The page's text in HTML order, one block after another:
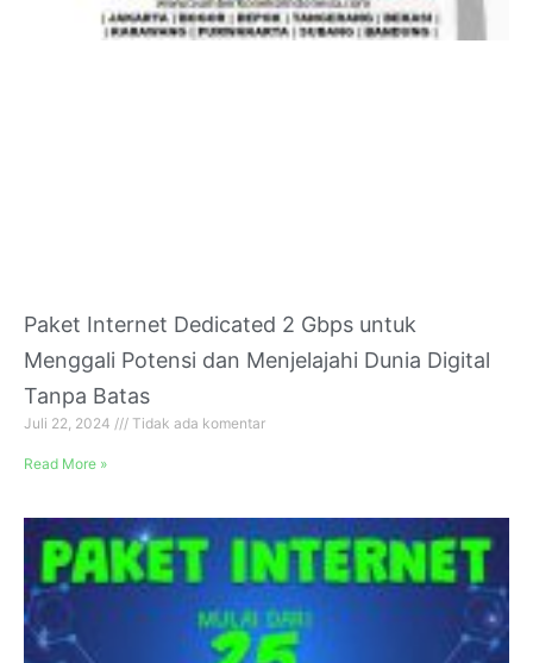
Paket Internet Dedicated 2 Gbps untuk
Menggali Potensi dan Menjelajahi Dunia Digital
Tanpa Batas
Juli 22, 2024 Tidak ada komentar
Read More »